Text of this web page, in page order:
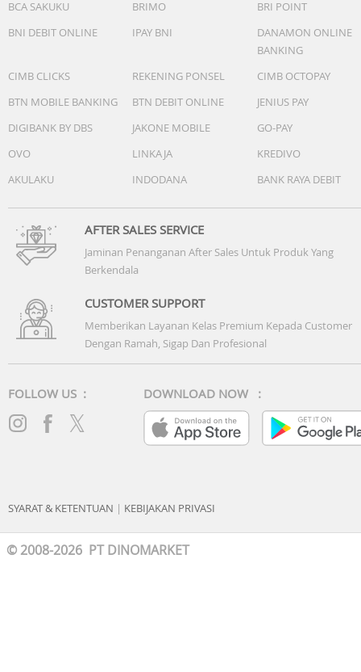
BCA SAKUKU
BRIMO
BRI POINT
BNI DEBIT ONLINE
IPAY BNI
DANAMON ONLINE
BANKING
CIMB CLICKS
REKENING PONSEL
CIMB OCTOPAY
BTN MOBILE BANKING
BTN DEBIT ONLINE
JENIUS PAY
DIGIBANK BY DBS
JAKONE MOBILE
GO-PAY
OVO
LINKAJA
KREDIVO
AKULAKU
INDODANA BANK RAYA DEBIT
AFTER SALES SERVICE
Jaminan Penanganan After Sales Untuk Produk Yang
Berkendala
CUSTOMER SUPPORT
Memberikan Layanan Kelas Premium Kepada Customer
Dengan Ramah, Sigap Dan Profesional
FOLLOW US : DOWNLOAD NOW :
SYARAT & KETENTUAN | KEBIJAKAN PRIVASI
© 2008-2026 PT DINOMARKET